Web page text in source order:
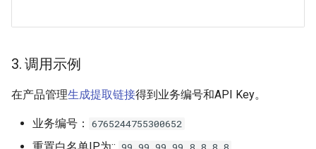
3. 调用示例
在产品管理生成提取链接得到业务编号和API Key。
业务编号： 6765244755300652